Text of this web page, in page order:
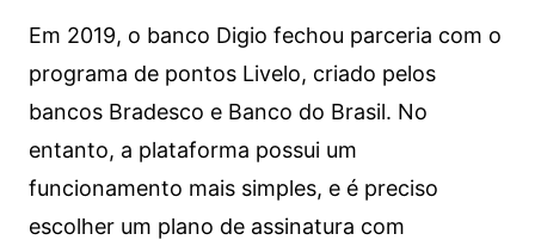
Em 2019, o banco Digio fechou parceria com o
programa de pontos Livelo, criado pelos
bancos Bradesco e Banco do Brasil. No
entanto, a plataforma possui um
funcionamento mais simples, e é preciso
escolher um plano de assinatura com